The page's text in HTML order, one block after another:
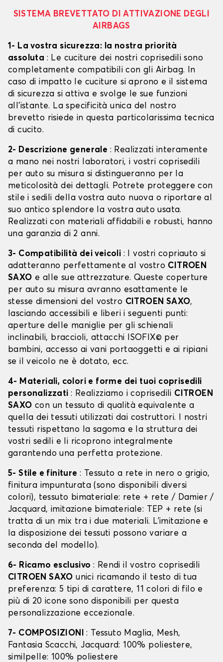
SISTEMA BREVETTATO DI ATTIVAZIONE DEGLI
AIRBAGS
1- La vostra sicurezza: la nostra priorità
assoluta : Le cuciture dei nostri coprisedili sono
completamente compatibili con gli Airbag. In
caso di impatto le cuciture si aprono e il sistema
di sicurezza si attiva e svolge le sue funzioni
all'istante. La specificità unica del nostro
brevetto risiede in questa particolarissima tecnica
di cucito.
2- Descrizione generale : Realizzati interamente
a mano nei nostri laboratori, i vostri coprisedili
per auto su misura si distingueranno per la
meticolosità dei dettagli. Potrete proteggere con
stile i sedili della vostra auto nuova o riportare al
suo antico splendore la vostra auto usata.
Realizzati con materiali affidabili e robusti, hanno
una garanzia di 2 anni.
3- Compatibilità dei veicoli : I vostri copriauto si
adatteranno perfettamente al vostro CITROEN
SAXO e alle sue attrezzature. Queste coperture
per auto su misura avranno esattamente le
stesse dimensioni del vostro CITROEN SAXO,
lasciando accessibili e liberi i seguenti punti:
aperture delle maniglie per gli schienali
inclinabili, braccioli, attacchi ISOFIX© per
bambini, accesso ai vani portaoggetti e ai ripiani
se il veicolo ne è dotato, ecc.
4- Materiali, colori e forme dei tuoi coprisedili
personalizzati: Realizziamo i coprisedili CITROEN
SAXO con un tessuto di qualità equivalente a
quella dei tessuti utilizzati dai costruttori. I nostri
tessuti rispettano la sagoma e la struttura dei
vostri sedili e li ricoprono integralmente
garantendo una perfetta protezione.
5- Stile e finiture : Tessuto a rete in nero o grigio,
finitura impunturata (sono disponibili diversi
colori), tessuto bimateriale: rete + rete / Damier /
Jacquard, imitazione bimateriale: TEP + rete (si
tratta di un mix tra i due materiali. L'imitazione e
la disposizione dei tessuti possono variare a
seconda del modello).
6- Ricamo esclusivo : Rendi il vostro coprisedili
CITROEN SAXO unici ricamando il testo di tua
preferenza: 5 tipi di carattere, 11 colori di filo e
più di 20 icone sono disponibili per questa
personalizzazione eccezionale.
7- COMPOSIZIONI: Tessuto Maglia, Mesh,
Fantasia Scacchi, Jacquard: 100% poliestere,
similpelle: 100% poliestere